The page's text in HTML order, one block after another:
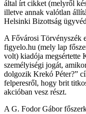
által írt cikket (melyről
illetve annak valótlan
Helsinki Bizottság
A Fővárosi Törvényszék
figyelo.hu (mely lap
volt) kiadója megsértette
személyiségi jogát,
dolgozik Krekó Péter?”
felperesről, hogy brit
akcióban vesz részt.
A G. Fodor Gábor